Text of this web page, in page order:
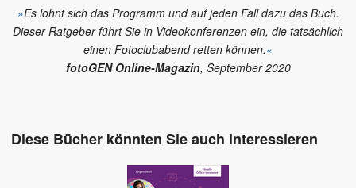
»Es lohnt sich das Programm und auf jeden Fall dazu das Buch.
Dieser Ratgeber führt Sie in Videokonferenzen ein, die tatsächlich
einen Fotoclubabend retten können.«
fotoGEN Online-Magazin, September 2020
Diese Bücher könnten Sie auch interessieren